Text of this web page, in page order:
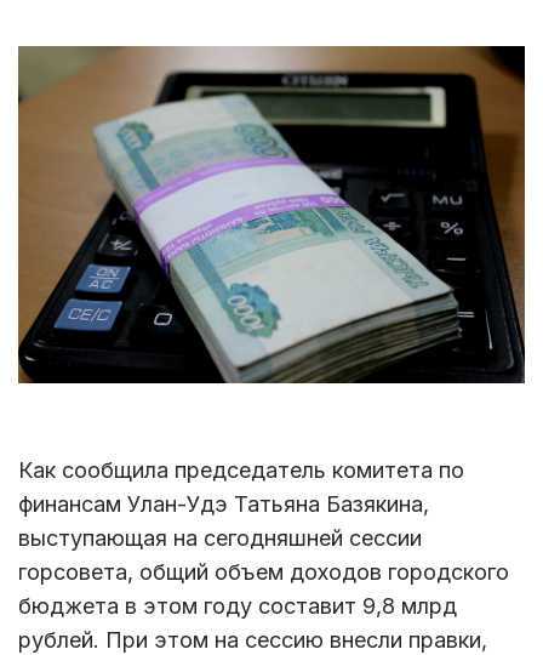
Как сообщила председатель комитета по
финансам Улан-Удэ Татьяна Базякина,
выступающая на сегодняшней сессии
горсовета, общий объем доходов городского
бюджета в этом году составит 9,8 млрд
рублей. При этом на сессию внесли правки,